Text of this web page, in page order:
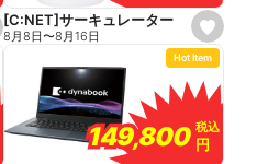
e
s
e
t
a
v
o
r
i
[C:NET]サーキュレーター
8月8日〜8月16日
Hot Item
149,800
149,800 税込
税込
円
円